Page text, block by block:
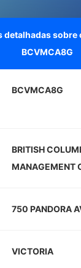
detalhadas sobre
BCVMCA8G
BCVMCA8G
BRITISH
MANAGEMENT
750 PANDORA
VICTORIA